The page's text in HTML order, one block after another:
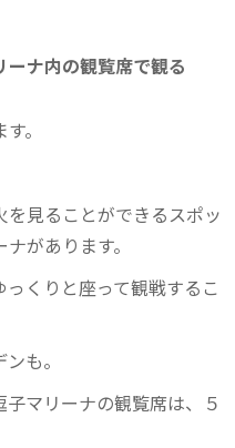
ーナ内の観覧席で観る
。
を見ることができるスポッ
があります。
くりと座って観戦するこ
も。
マリーナの観覧席は、５